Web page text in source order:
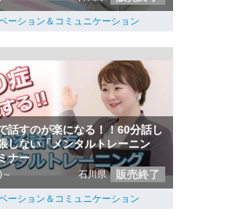
ーション＆コミュニケーション
話すのが楽になる！！60分話し
しない「メンタルトレーニン
ナー
石川県 販売終了
ーション＆コミュニケーション